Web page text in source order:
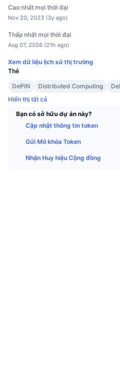
Cao nhất mọi thời đại
Nov 20, 2023 (3y ago)
Thấp nhất mọi thời đại
Aug 07, 2026 (21h ago)
Xem dữ liệu lịch sử thị trường
Thẻ
DePIN
Distributed Computing
Hiển thị tất cả
Bạn có sở hữu dự án này?
Cập nhật thông tin token
Gửi Mở khóa Token
Nhận Huy hiệu Cộng đồng